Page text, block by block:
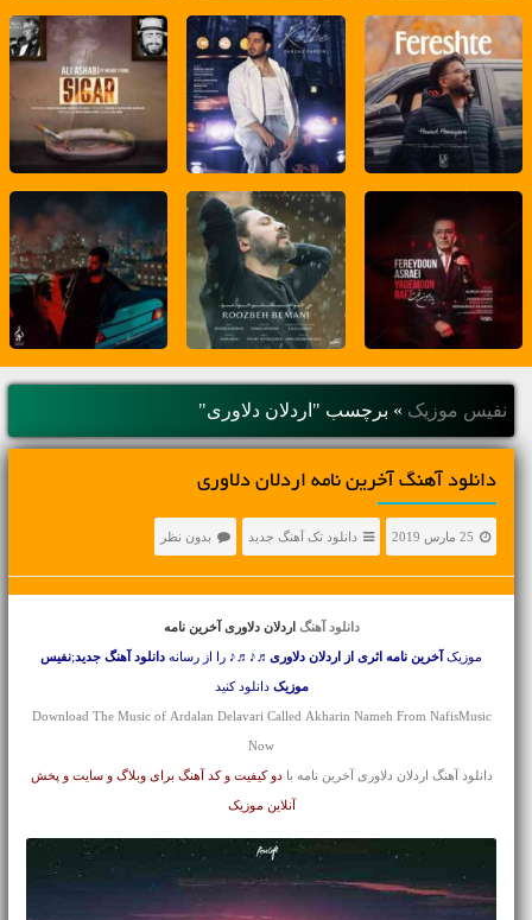
نفیس موزیک » برچسب "اردلان دلاوری"
دانلود آهنگ آخرین نامه اردلان دلاوری
25 مارس 2019 دانلود تک آهنگ جدید بدون نظر
دانلود آهنگ اردلان دلاوری آخرین نامه
موزیک آخرین نامه اثری از اردلان دلاوری♬♪♬♪ را از رسانه دانلود آهنگ جدید;نفیس
موزیک دانلود کنید
Download The Music of Ardalan Delavari Called Akharin Nameh From NafisMusic
Now
دانلود آهنگ اردلان دلاوری آخرین نامه بادو کیفیت و کد آهنگ برای وبلاگ و سایت و پخش
آنلاین موزیک